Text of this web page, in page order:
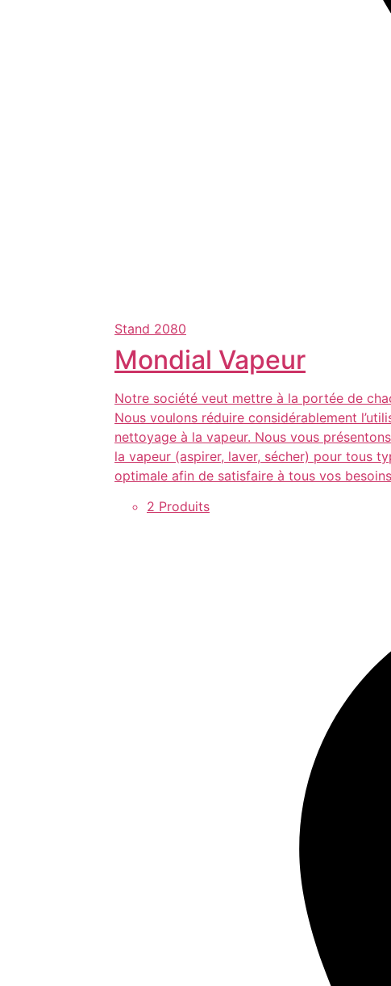
Stand 2080
Mondial Vapeur
Notre société veut mettre à la portée de
Nous voulons réduire considérablement
nettoyage à la vapeur. Nous vous
la vapeur (aspirer, laver, sécher) pour tous
optimale afin de satisfaire à tous vos
2 Produits